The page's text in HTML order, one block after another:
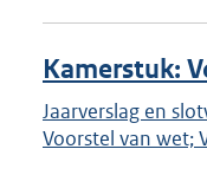
Kamerstuk:
Jaarverslag en
Voorstel van wet;